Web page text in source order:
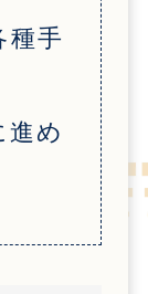
種手
進め